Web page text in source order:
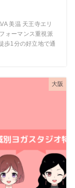
美温 天王寺エリ
ォーマンス重視派
歩1分の好立地で通
大阪